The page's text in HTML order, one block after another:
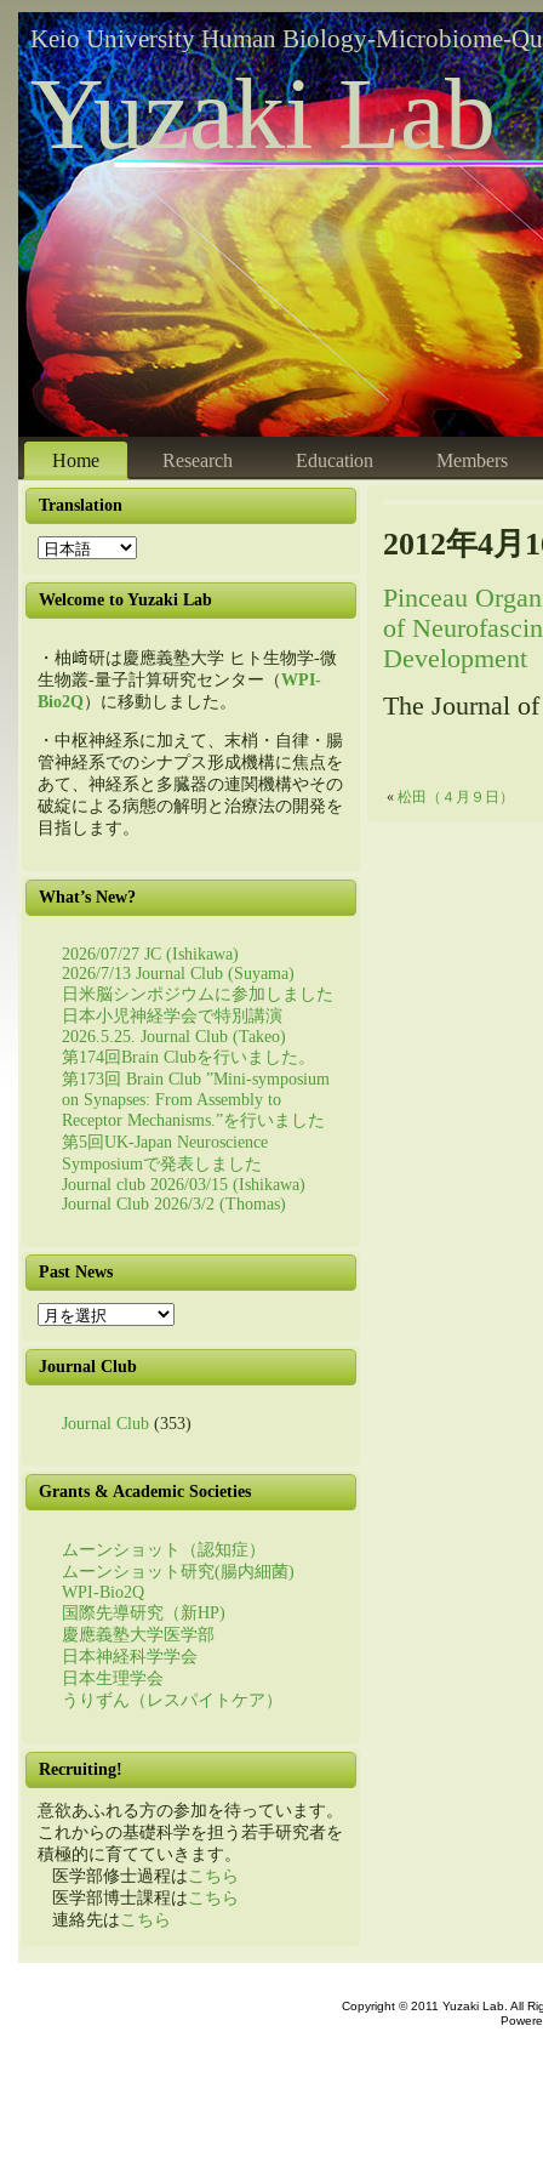
Keio University Human Biology-Microbiome-
Yuzaki Lab
Home Research Education Members
Translation
Welcome to Yuzaki Lab
・柚﨑研は慶應義塾大学 ヒト生物学-微
生物叢-量子計算研究センター（WPI-
Bio2Q）に移動しました。
・中枢神経系に加えて、末梢・自律・腸
管神経系でのシナプス形成機構に焦点を
あて、神経系と多臓器の連関機構やその
破綻による病態の解明と治療法の開発を
目指します。
What’s New?
2026/07/27 JC (Ishikawa)
2026/7/13 Journal Club (Suyama)
日米脳シンポジウムに参加しました
日本小児神経学会で特別講演
2026.5.25. Journal Club (Takeo)
第174回Brain Clubを行いました。
第173回 Brain Club ”Mini-symposium
on Synapses: From Assembly to
Receptor Mechanisms.”を行いました
第5回UK-Japan Neuroscience
Symposiumで発表しました
Journal club 2026/03/15 (Ishikawa)
Journal Club 2026/3/2 (Thomas)
Past News
Past
News
Journal Club
Journal Club (353)
Grants & Academic Societies
ムーンショット（認知症）
ムーンショット研究(腸内細菌)
WPI-Bio2Q
国際先導研究（新HP)
慶應義塾大学医学部
日本神経科学学会
日本生理学会
うりずん（レスパイトケア）
Recruiting!
意欲あふれる方の参加を待っています。
これからの基礎科学を担う若手研究者を
積極的に育てていきます。
医学部修士過程は こちら
医学部博士課程は こちら
連絡先は こちら
2012年4月
Pinceau
of
Development
The Journal
« 松田（４月９日）
Copyright © 2011 Yuzaki Lab. All